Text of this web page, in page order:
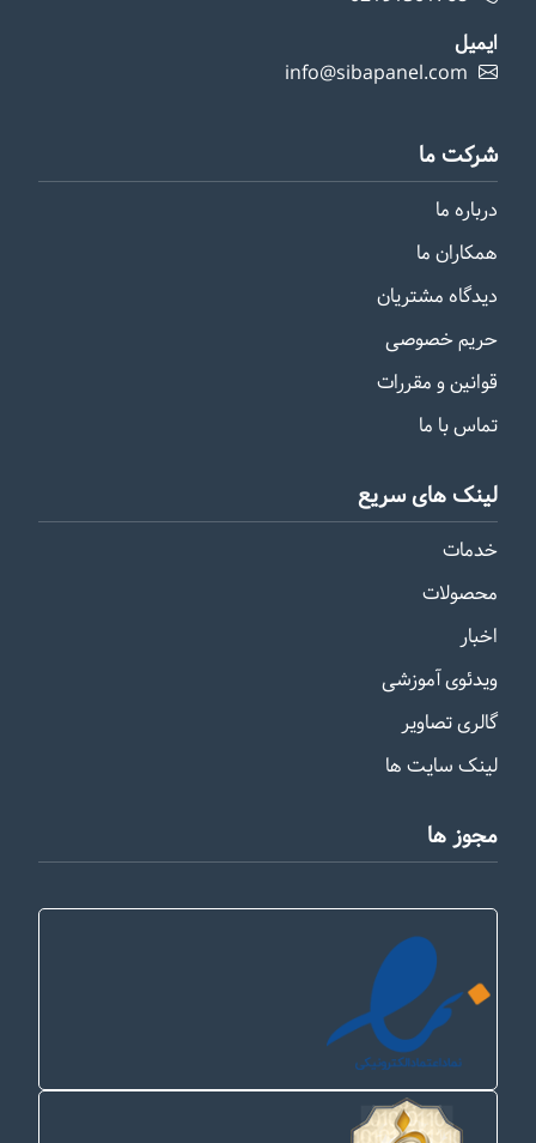
ایمیل
info@sibapanel.com
شرکت ما
درباره ما
همکاران ما
دیدگاه مشتریان
حریم خصوصی
قوانین و مقررات
تماس با ما
لینک های سریع
خدمات
محصولات
اخبار
ویدئوی آموزشی
گالری تصاویر
لینک سایت ها
مجوز ها